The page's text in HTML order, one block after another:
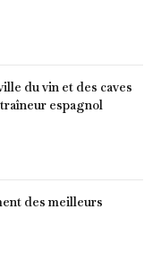
du vin et des caves
espagnol
des meilleurs